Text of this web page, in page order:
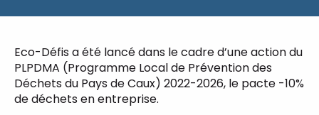
Eco-Défis a été lancé dans le cadre d’une action du
PLPDMA (Programme Local de Prévention des
Déchets du Pays de Caux) 2022-2026, le pacte -10%
de déchets en entreprise.